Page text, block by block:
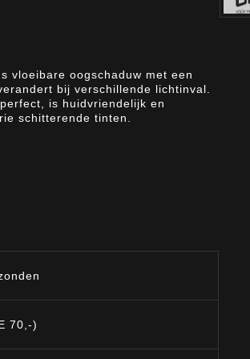
vloeibare oogschaduw met een
bij verschillende lichtinval.
is huidvriendelijk en
schitterende tinten.
70,-)